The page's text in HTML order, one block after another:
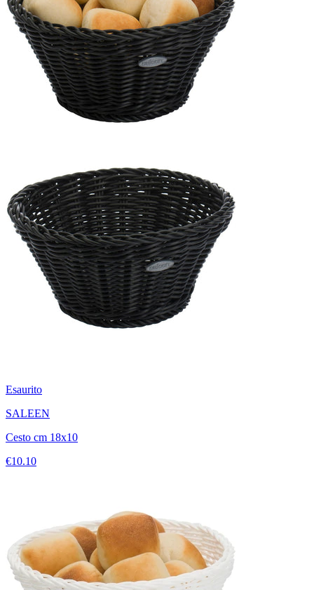
Esaurito
SALEEN
Cesto cm 18x10
€10.10